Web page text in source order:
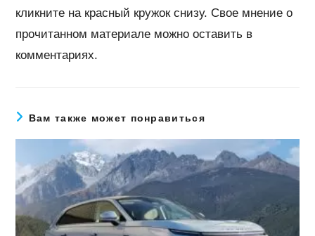
кликните на красный кружок снизу. Свое мнение о
прочитанном материале можно оставить в
комментариях.
Вам также может понравиться